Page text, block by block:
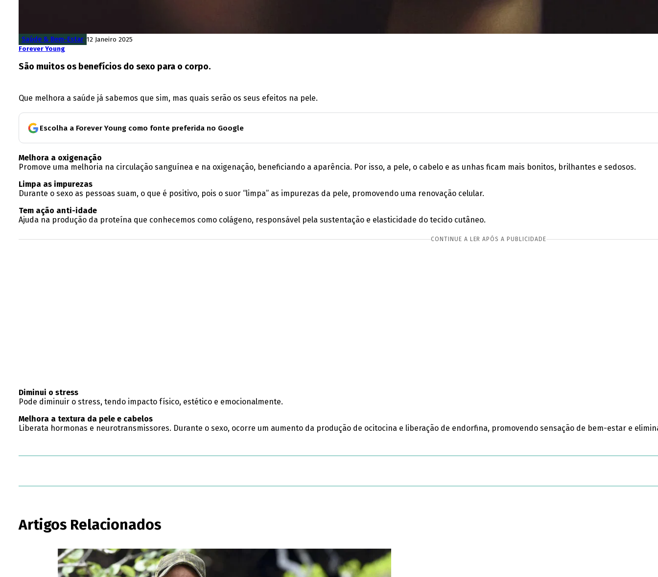
Saúde & Bem-Estar 12 Janeiro 2025
Forever Young
São muitos os benefícios do sexo para o corpo.
Que melhora a saúde já sabemos que sim, mas quais serão os seus efeitos na pele.
Escolha a Forever Young como fonte preferida no Google
Melhora a oxigenação
Promove uma melhoria na circulação sanguínea e na oxigenação, beneficiando a aparência. Por isso, a pele, o cabelo e as unhas ficam mais bonitos, brilhantes e sedosos.
Limpa as impurezas
Durante o sexo as pessoas suam, o que é positivo, pois o suor “limpa” as impurezas da pele, promovendo uma renovação celular.
Tem ação anti-idade
Ajuda na produção da proteína que conhecemos como colágeno, responsável pela sustentação e elasticidade do tecido cutâneo.
CONTINUE A LER APÓS A PUBLICIDADE
Diminui o stress
Pode diminuir o stress, tendo impacto físico, estético e emocionalmente.
Melhora a textura da pele e cabelos
Liberata hormonas e neurotransmissores. Durante o sexo, ocorre um aumento da produção de ocitocina e liberação de endorfina, promovendo sensação de bem-estar e
Artigos Relacionados